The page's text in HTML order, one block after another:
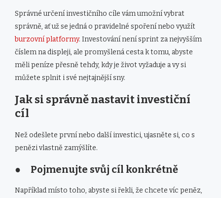
Správné určení investičního cíle vám umožní vybrat
správně, ať už se jedná o pravidelné spoření nebo využít
burzovní platformy. Investování není sprint za nejvyšším
číslem na displeji, ale promyšlená cesta k tomu, abyste
měli peníze přesně tehdy, kdy je život vyžaduje a vy si
můžete splnit i své nejtajnější sny.
Jak si správně nastavit investiční
cíl
Než odešlete první nebo další investici, ujasněte si, co s
penězi vlastně zamýšlíte.
● Pojmenujte svůj cíl konkrétně
Například místo toho, abyste si řekli, že chcete víc peněz,